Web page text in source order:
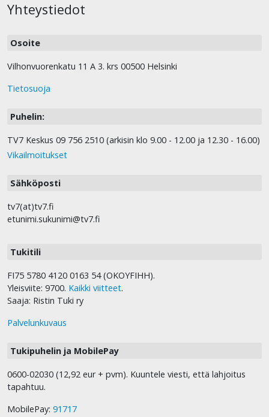
Yhteystiedot
Osoite
Vilhonvuorenkatu 11 A 3. krs 00500 Helsinki
Tietosuoja
Puhelin:
TV7 Keskus 09 756 2510 (arkisin klo 9.00 - 12.00 ja 12.30 - 16.00)
Vikailmoitukset
Sähköposti
tv7(at)tv7.fi
etunimi.sukunimi@tv7.fi
Tukitili
FI75 5780 4120 0163 54 (OKOYFIHH).
Yleisviite: 9700. Kaikki viitteet.
Saaja: Ristin Tuki ry
Palvelunkuvaus
Tukipuhelin ja MobilePay
0600-02030 (12,92 eur + pvm). Kuuntele viesti, että lahjoitus
tapahtuu.
MobilePay: 91717